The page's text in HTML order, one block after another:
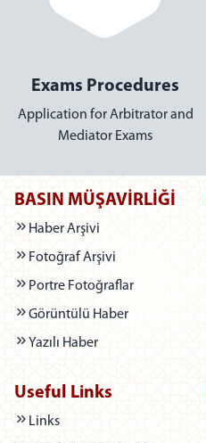
Transactions
Application for Arbitrator and
Mediator Registry
BASIN MÜŞAVİRLİĞİ
Haber Arşivi
Fotoğraf Arşivi
Portre Fotoğraflar
Görüntülü Haber
Yazılı Haber
Useful Links
Links